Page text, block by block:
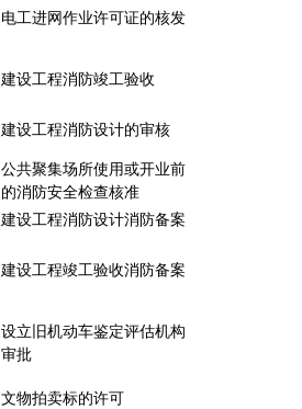
电工进网作业许可证的核发
建设工程消防竣工验收
建设工程消防设计的审核
公共聚集场所使用或开业前
的消防安全检查核准
建设工程消防设计消防备案
建设工程竣工验收消防备案
设立旧机动车鉴定评估机构
审批
文物拍卖标的许可